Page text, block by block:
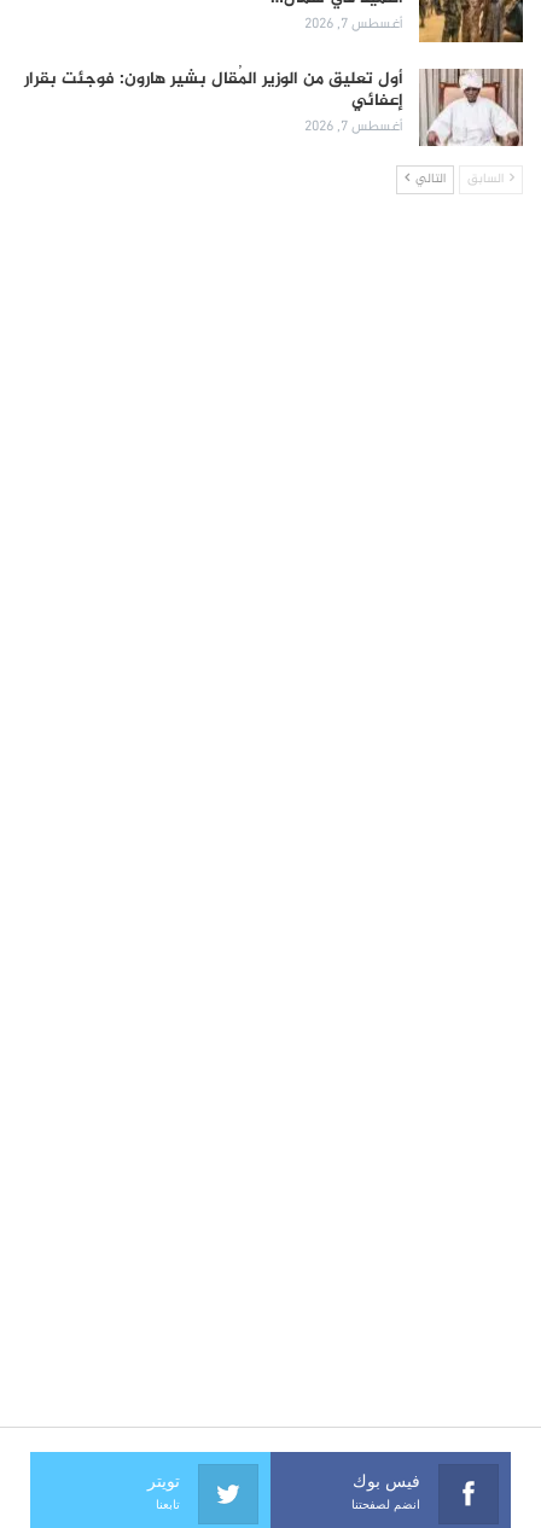
أغسطس 7, 2026
أول تعليق من الوزير المُقال بشير هارون: فوجئت بقرار
إعفائي
أغسطس 7, 2026
السابق التالي
فيس بوك
انضم لصفحتنا
تويتر
تابعنا